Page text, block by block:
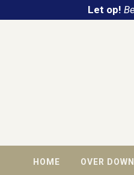
Let op!
HOME OVER